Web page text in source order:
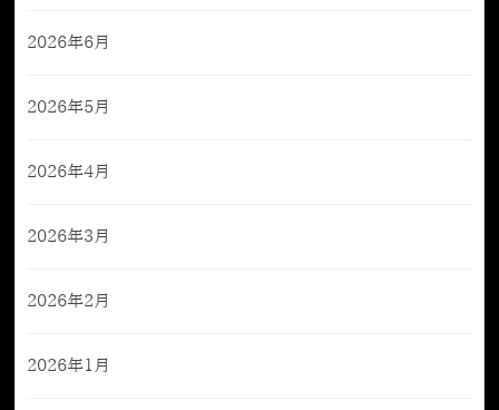
2026年6月
2026年5月
2026年4月
2026年3月
2026年2月
2026年1月